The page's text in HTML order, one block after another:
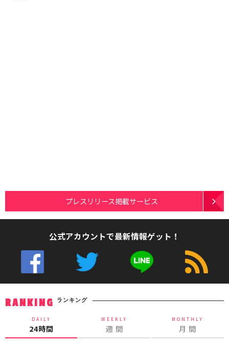
プレスリリース掲載サービス
公式アカウントで最新情報ゲット！
RANKING ランキング
DAILY
24時間
WEEKLY
週 間
MONTHLY
月 間